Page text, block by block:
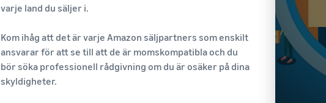
varje land du säljer i.
Kom ihåg att det är varje Amazon säljpartners som enskilt
ansvarar för att se till att de är momskompatibla och du
bör söka professionell rådgivning om du är osäker på dina
skyldigheter.